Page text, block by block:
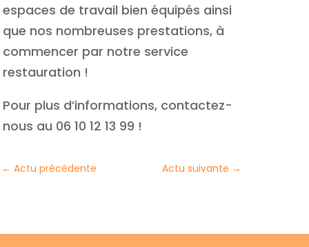
espaces de travail bien équipés ainsi
que nos nombreuses prestations, à
commencer par notre service
restauration !
Pour plus d’informations, contactez-
nous au 06 10 12 13 99 !
← Actu précédente Actu suivante →